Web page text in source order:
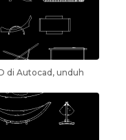
di Autocad, unduh